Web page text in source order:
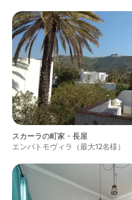
スカーラの町家・長屋
エンパトモヴィラ（最大12名様）